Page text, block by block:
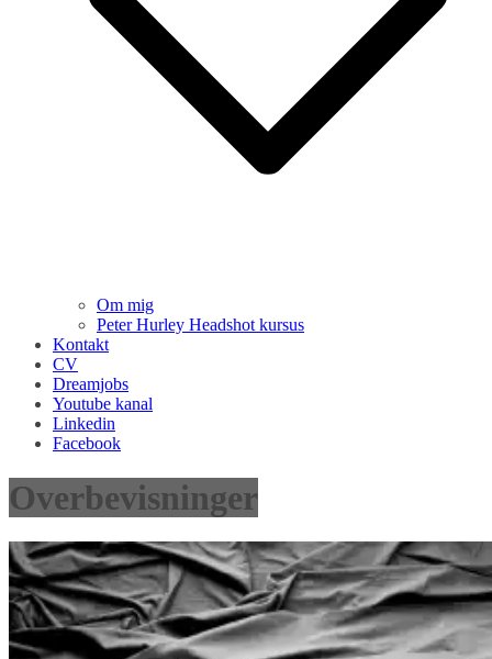
Om mig
Peter Hurley Headshot kursus
Kontakt
CV
Dreamjobs
Youtube kanal
Linkedin
Facebook
Overbevisninger